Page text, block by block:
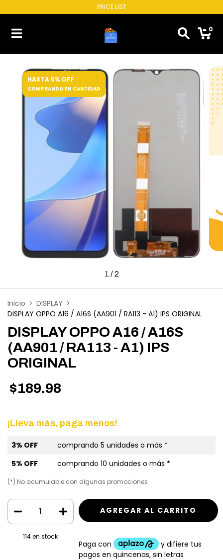
PRICE LIST
0
HASTA 5% OFF
COMPRANDO EN CANTIDAD
1 /2
Inicio > DISPLAY >
DISPLAY OPPO A16 / A16S (AA901 / RA113 - A1) IPS ORIGINAL
DISPLAY OPPO A16 / A16S
(AA901 / RA113 - A1) IPS
ORIGINAL
$189.98
¡Lleva más, paga menos!
3% OFF
comprando 5 unidades o más *
5% OFF
comprando 10 unidades o más *
(*) No acumulable con algunas promociones
114en stock